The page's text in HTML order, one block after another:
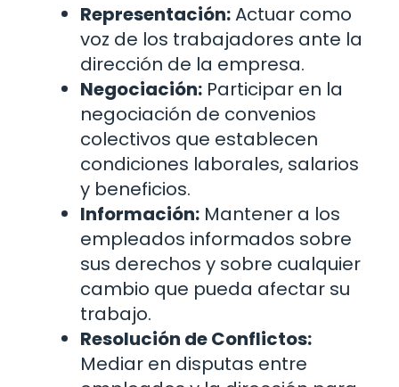
Representación:Actuar como
voz de los trabajadores ante la
dirección de la empresa.
Negociación: Participar en la
negociación de convenios
colectivos que establecen
condiciones laborales, salarios
y beneficios.
Información: Mantener a los
empleados informados sobre
sus derechos y sobre cualquier
cambio que pueda afectar su
trabajo.
Resolución de Conflictos:
Mediar en disputas entre